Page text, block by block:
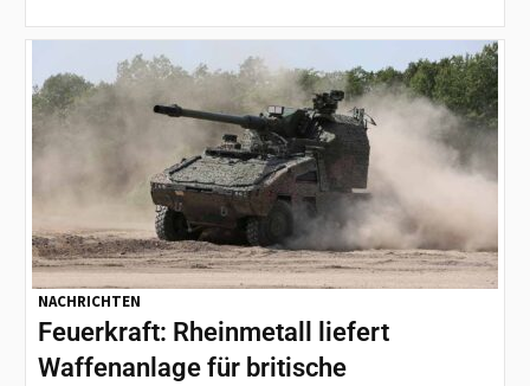
NACHRICHTEN
Feuerkraft: Rheinmetall liefert
Waffenanlage für britische